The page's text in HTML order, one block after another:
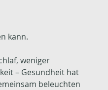
kann.
weniger
– Gesundheit hat
beleuchten